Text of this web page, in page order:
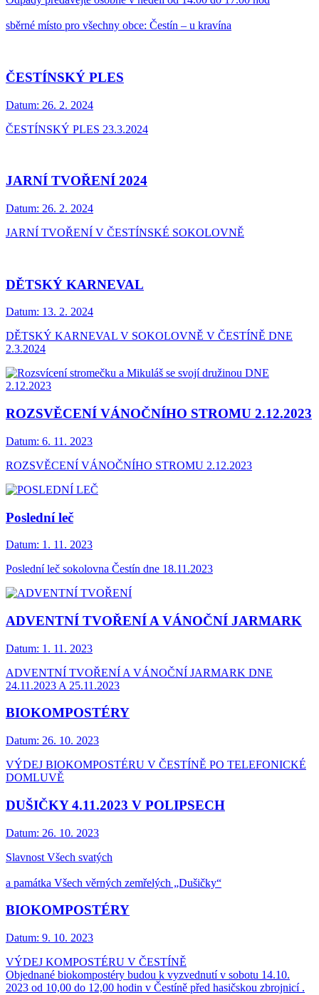
sběrné místo pro všechny obce: Čestín – u kravína
ČESTÍNSKÝ PLES
Datum: 26. 2. 2024
ČESTÍNSKÝ PLES 23.3.2024
JARNÍ TVOŘENÍ 2024
Datum: 26. 2. 2024
JARNÍ TVOŘENÍ V ČESTÍNSKÉ SOKOLOVNĚ
DĚTSKÝ KARNEVAL
Datum: 13. 2. 2024
DĚTSKÝ KARNEVAL V SOKOLOVNĚ V ČESTÍNĚ DNE
2.3.2024
ROZSVĚCENÍ VÁNOČNÍHO STROMU 2.12.2023
Datum: 6. 11. 2023
ROZSVĚCENÍ VÁNOČNÍHO STROMU 2.12.2023
Poslední leč
Datum: 1. 11. 2023
Poslední leč sokolovna Čestín dne 18.11.2023
ADVENTNÍ TVOŘENÍ A VÁNOČNÍ JARMARK
Datum: 1. 11. 2023
ADVENTNÍ TVOŘENÍ A VÁNOČNÍ JARMARK DNE
24.11.2023 A 25.11.2023
BIOKOMPOSTÉRY
Datum: 26. 10. 2023
VÝDEJ BIOKOMPOSTÉRU V ČESTÍNĚ PO TELEFONICKÉ
DOMLUVĚ
DUŠIČKY 4.11.2023 V POLIPSECH
Datum: 26. 10. 2023
Slavnost Všech svatých
a památka Všech věrných zemřelých „Dušičky“
BIOKOMPOSTÉRY
Datum: 9. 10. 2023
VÝDEJ KOMPOSTÉRU V ČESTÍNĚ
Objednané biokompostéry budou k vyzvednutí v sobotu 14.10.
2023 od 10,00 do 12,00 hodin v Čestíně před hasičskou zbrojnicí .